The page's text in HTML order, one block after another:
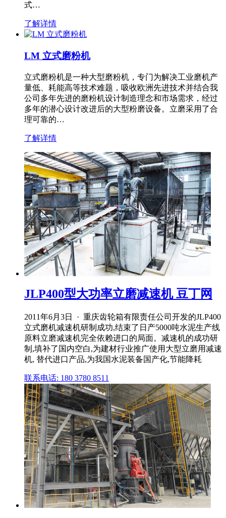
式…
了解详情
LM 立式磨粉机
立式磨粉机是一种大型磨粉机，专门为解决工业磨机产
量低、耗能高等技术难题，吸收欧洲先进技术并结合我
公司多年先进的磨粉机设计制造理念和市场需求，经过
多年的潜心设计改进后的大型粉磨设备。立磨采用了合
理可靠的…
了解详情
JLP400型大功率立磨减速机 豆丁网
2011年6月3日 · 重庆齿轮箱有限责任公司开发的JLP400
立式磨机减速机研制成功,结束了日产5000吨水泥生产线
原料立磨减速机完全依赖进口的局面。减速机的成功研
制,填补了国内空白,为建材行业推广使用大型立磨用减速
机, 替代进口产品,为我国水泥装备国产化,节能降耗
联系电话: 180 3780 8511